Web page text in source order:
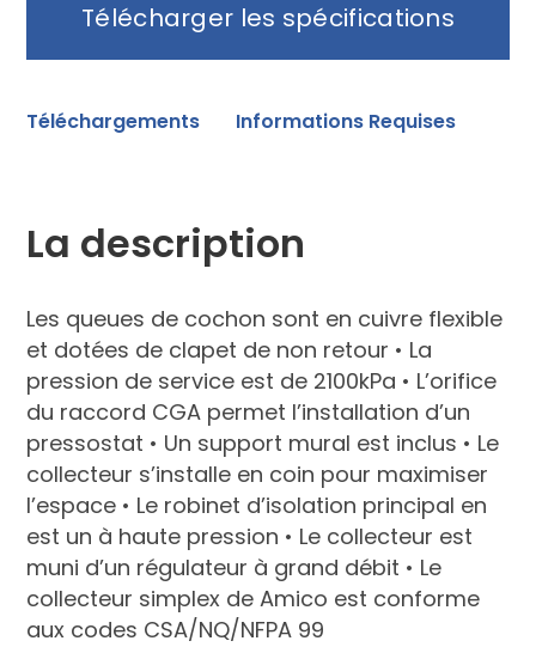
Télécharger les spécifications
Téléchargements Informations Requises
La description
Les queues de cochon sont en cuivre flexible
et dotées de clapet de non retour • La
pression de service est de 2100kPa • L’orifice
du raccord CGA permet l’installation d’un
pressostat • Un support mural est inclus • Le
collecteur s’installe en coin pour maximiser
l’espace • Le robinet d’isolation principal en
est un à haute pression • Le collecteur est
muni d’un régulateur à grand débit • Le
collecteur simplex de Amico est conforme
aux codes CSA/NQ/NFPA 99